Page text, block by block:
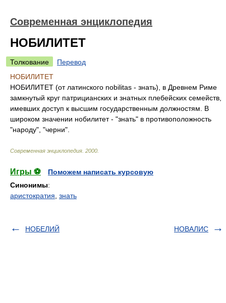
Современная энциклопедия
НОБИЛИТЕТ
Толкование
Перевод
НОБИЛИТЕТ
НОБИЛИТЕТ (от латинского nobilitas - знать), в Древнем Риме
замкнутый круг патрицианских и знатных плебейских семейств,
имевших доступ к высшим государственным должностям. В
широком значении нобилитет - "знать" в противоположность
"народу", "черни".
Современная энциклопедия 2000
Игры ⚽
Поможем написать курсовую
Синонимы:
аристократия знать
НОБЕЛИЙ НОВАЛИС